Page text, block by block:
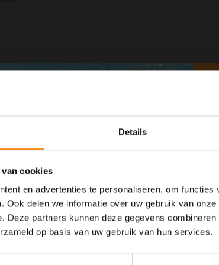
Details
cookies
en advertenties te personaliseren, om functies
Ook delen we informatie over uw gebruik van
Deze partners kunnen deze gegevens
op basis van uw gebruik van hun services.
is. Het lost vuil, overtollige producten en
en middellengtes.
het door.
10% Summer Time Korting
Geniet van de zomer met10% Summer TIme Korting